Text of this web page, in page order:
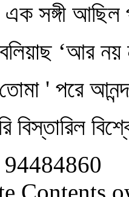
এক সঙ্গী
‘আর
' পরে
বিস্তারিল